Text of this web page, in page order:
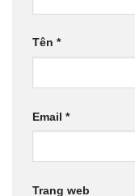
Tên *
Email *
Trang web